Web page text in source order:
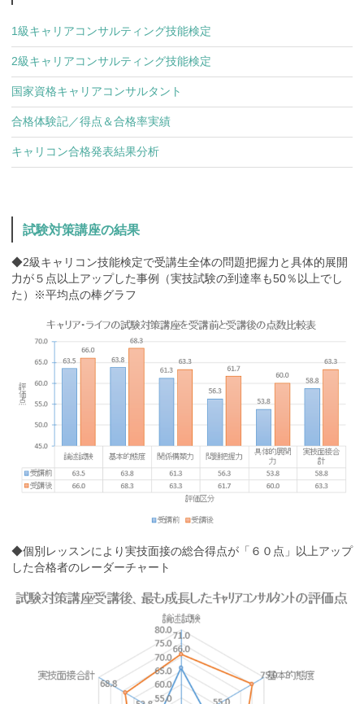
1級キャリアコンサルティング技能検定
2級キャリアコンサルティング技能検定
国家資格キャリアコンサルタント
合格体験記／得点＆合格率実績
キャリコン合格発表結果分析
試験対策講座の結果
◆2級キャリコン技能検定で受講生全体の問題把握力と具体的展開
力が５点以上アップした事例（実技試験の到達率も50％以上でし
た）※平均点の棒グラフ
◆個別レッスンにより実技面接の総合得点が「６０点」以上アップ
した合格者のレーダーチャート